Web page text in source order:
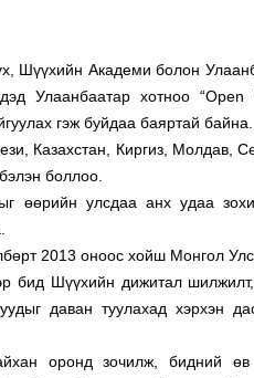
Шүүхийн Академи болон
Улаанбаатар хотноо “Open
гэж буйдаа баяртай байна.
Казахстан, Киргиз, Молдав,
боллоо.
өөрийн улсдаа анх удаа
2013 оноос хойш Монгол
бид Шүүхийн дижитал
даван туулахад хэрхэн
оронд зочилж, бидний